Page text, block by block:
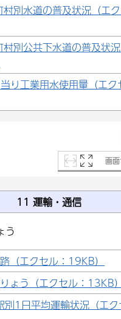
村別水道の普及状況（エク
村別公共下水道の普及状
り工業用水使用量（エク
画
11 運輸・通信
う
（エクセル：19KB）
ょう（エクセル：13KB）
別1日平均運輸状況（エ